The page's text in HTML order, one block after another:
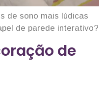
de sono mais lúdicas
de parede interativo?
de